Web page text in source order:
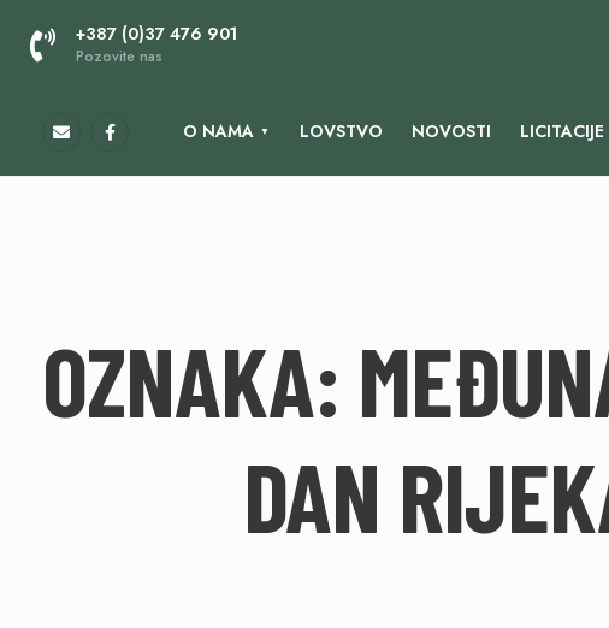
+387 (0)37 476 901
Pozovite nas
O NAMA LOVSTVO NOVOSTI LICITACIJE
OZNAKA:
DAN